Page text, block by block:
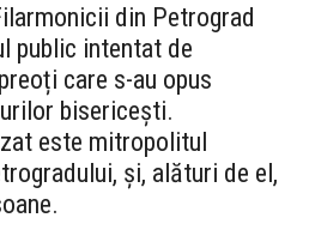
din Petrograd
public intentat de
care s-au opus
bisericești.
este mitropolitul
și, alături de el,